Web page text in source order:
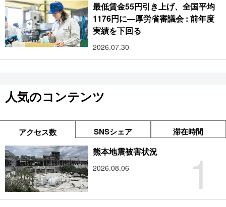
最低賃金55円引き上げ、全国平均
1176円に―厚労省審議会 : 前年度
実績を下回る
2026.07.30
人気のコンテンツ
アクセス数 SNSシェア 滞在時間
1
熊本地震被害状況
2026.08.06